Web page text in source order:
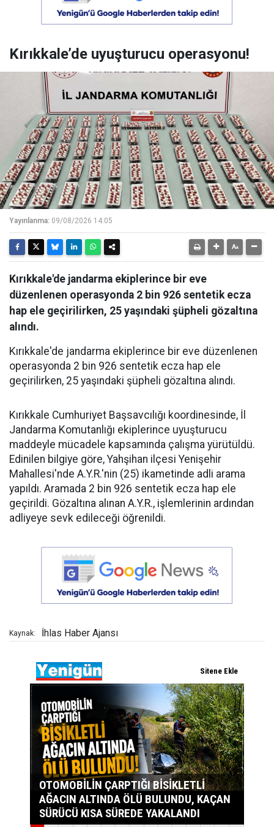
Kırıkkale’de uyuşturucu operasyonu!
Yayınlanma: 09/08/2026 14:05
Kırıkkale'de jandarma ekiplerince bir eve
düzenlenen operasyonda 2 bin 926 sentetik ecza
hap ele geçirilirken, 25 yaşındaki şüpheli gözaltına
alındı.
Kırıkkale'de jandarma ekiplerince bir eve düzenlenen
operasyonda 2 bin 926 sentetik ecza hap ele
geçirilirken, 25 yaşındaki şüpheli gözaltına alındı.
Kırıkkale Cumhuriyet Başsavcılığı koordinesinde, İl
Jandarma Komutanlığı ekiplerince uyuşturucu
maddeyle mücadele kapsamında çalışma yürütüldü.
Edinilen bilgiye göre, Yahşihan ilçesi Yenişehir
Mahallesi'nde A.Y.R.'nin (25) ikametinde adli arama
yapıldı. Aramada 2 bin 926 sentetik ecza hap ele
geçirildi. Gözaltına alınan A.Y.R., işlemlerinin ardından
adliyeye sevk edileceği öğrenildi.
Kaynak: İhlas Haber Ajansı